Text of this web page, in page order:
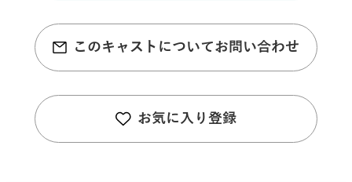
このキャストについてお問い合わせ
お気に入り登録